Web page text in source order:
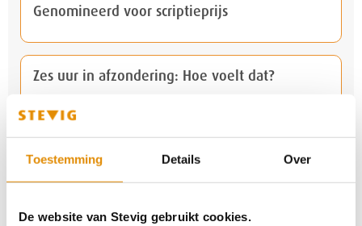
Toestemming Details Over
De website van Stevig gebruikt cookies.
Genomineerd voor scriptieprijs
Zes uur in afzondering: Hoe voelt dat?
Genomineerd voor Vaktherapie-prijs 2025